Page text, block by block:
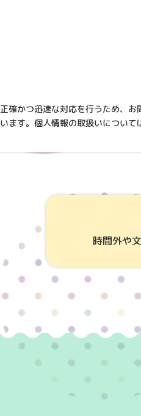
正確かつ迅速な対応を行うため、
います。個人情報の取扱いについて
時間外や